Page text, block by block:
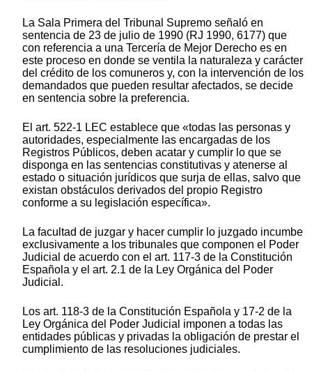
La Sala Primera del Tribunal Supremo señaló en
sentencia de 23 de julio de 1990 (RJ 1990, 6177) que
con referencia a una Tercería de Mejor Derecho es en
este proceso en donde se ventila la naturaleza y carácter
del crédito de los comuneros y, con la intervención de los
demandados que pueden resultar afectados, se decide
en sentencia sobre la preferencia.
El art. 522-1 LEC establece que «todas las personas y
autoridades, especialmente las encargadas de los
Registros Públicos, deben acatar y cumplir lo que se
disponga en las sentencias constitutivas y atenerse al
estado o situación jurídicos que surja de ellas, salvo que
existan obstáculos derivados del propio Registro
conforme a su legislación específica».
La facultad de juzgar y hacer cumplir lo juzgado incumbe
exclusivamente a los tribunales que componen el Poder
Judicial de acuerdo con el art. 117-3 de la Constitución
Española y el art. 2.1 de la Ley Orgánica del Poder
Judicial.
Los art. 118-3 de la Constitución Española y 17-2 de la
Ley Orgánica del Poder Judicial imponen a todas las
entidades públicas y privadas la obligación de prestar el
cumplimiento de las resoluciones judiciales.